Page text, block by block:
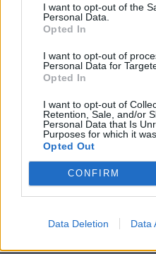
I want to opt-out of the
Personal Data.
Opted In
I want to opt-out of
Personal Data for
Opted In
I want to opt-out of
Retention, Sale, and/or
Personal Data that Is
Purposes for which it
Opted Out
CONFIRM
Data Deletion Data
Fjell-Ljom arbeider
plakatens regler
Den som mener seg
med redaksjonen.
Pressens Faglige
klageorgan som
mediene i
For informasjon om